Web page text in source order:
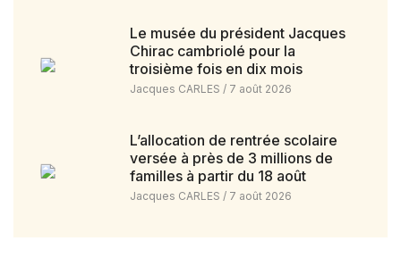
Le musée du président Jacques
Chirac cambriolé pour la
troisième fois en dix mois
Jacques CARLES 7 août 2026
L’allocation de rentrée scolaire
versée à près de 3 millions de
familles à partir du 18 août
Jacques CARLES 7 août 2026